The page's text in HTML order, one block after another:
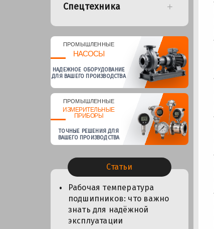
Спецтехника
ПРОМЫШЛЕННЫЕ
НАСОСЫ
НАДЕЖНОЕ ОБОРУДОВАНИЕ
ДЛЯ ВАШЕГО ПРОИЗВОДСТВА
ПРОМЫШЛЕННЫЕ
ИЗМЕРИТЕЛЬНЫЕ
ПРИБОРЫ
ТОЧНЫЕ РЕШЕНИЯ ДЛЯ
ВАШЕГО ПРОИЗВОДСТВА
Статьи
Рабочая температура
подшипников: что важно
знать для надёжной
эксплуатации